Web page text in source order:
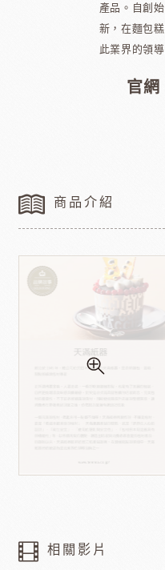
產品。自創
新，在麵包
此業界的領
官
商品介紹
相關影片